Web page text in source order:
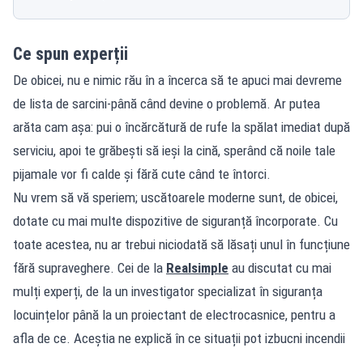
Ce spun experții
De obicei, nu e nimic rău în a încerca să te apuci mai devreme
de lista de sarcini-până când devine o problemă. Ar putea
arăta cam așa: pui o încărcătură de rufe la spălat imediat după
serviciu, apoi te grăbești să ieși la cină, sperând că noile tale
pijamale vor fi calde și fără cute când te întorci.
Nu vrem să vă speriem; uscătoarele moderne sunt, de obicei,
dotate cu mai multe dispozitive de siguranță încorporate. Cu
toate acestea, nu ar trebui niciodată să lăsați unul în funcțiune
fără supraveghere. Cei de la Realsimple au discutat cu mai
mulți experți, de la un investigator specializat în siguranța
locuințelor până la un proiectant de electrocasnice, pentru a
afla de ce. Aceștia ne explică în ce situații pot izbucni incendii